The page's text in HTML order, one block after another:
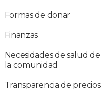
Formas de donar
Finanzas
Necesidades de salud de
la comunidad
Transparencia de precios